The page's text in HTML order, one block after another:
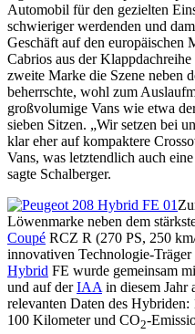
Automobil für den gezielten
schwieriger werdenden und
Geschäft auf den
Cabrios aus der
zweite Marke die Szene neben
beherrschte, wohl zum
großvolumige Vans wie etwa
sieben Sitzen. „Wir setzen bei
klar eher auf kompaktere
Vans, was letztendlich auch
sagte Schalberger.
Löwenmarke neben dem
Coupé RCZ R (270 PS, 250
innovativen Technologie-
Hybrid FE wurde gemeinsam
und auf derIAA in diesem Jahr
relevanten Daten des
100 Kilometer und CO2-